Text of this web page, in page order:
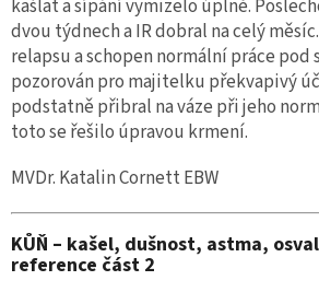
kašlat a sípání vymizelo úplně.
dvou týdnech a IR dobral na celý
relapsu a schopen normální práce pod
pozorován pro majitelku překvapivý
podstatně přibral na váze při jeho
toto se řešilo úpravou krmení.
MVDr. Katalin Cornett EBW
KŮŇ – kašel, dušnost, astma,
reference část 2